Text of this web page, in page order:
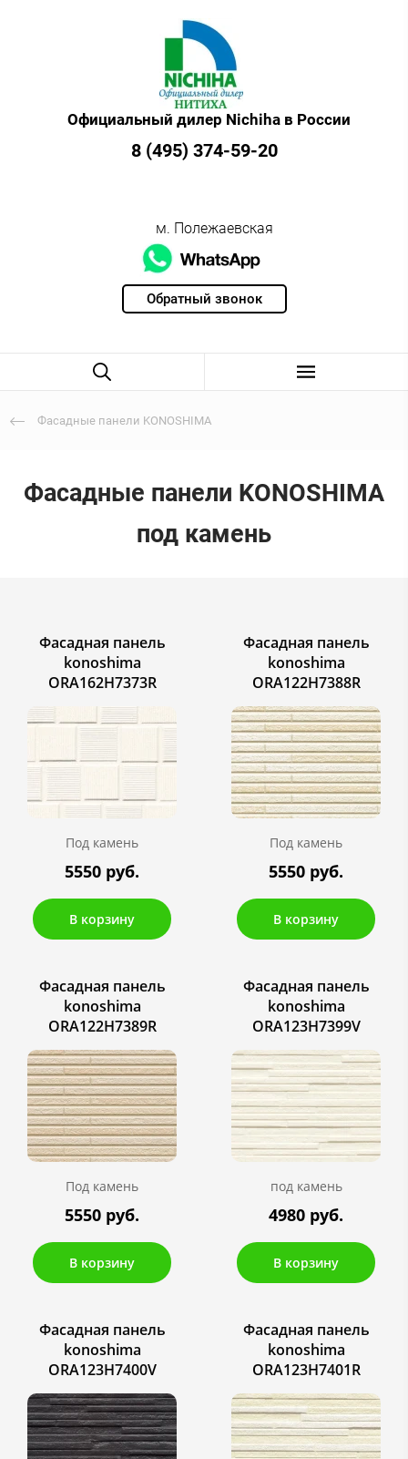
Обратный звонок
Официальный дилер Nichiha в России
8 (495) 374-59-20
м. Полежаевская
Фасадные панели KONOSHIMA
Фасадные панели KONOSHIMA
под камень
Фасадная панель
konoshima
ORA162H7373R
Под камень
5550 руб.
В корзину
Фасадная панель
konoshima
ORA122H7388R
Под камень
5550 руб.
В корзину
Фасадная панель
konoshima
ORA122H7389R
Под камень
5550 руб.
В корзину
Фасадная панель
konoshima
ORA123H7399V
под камень
4980 руб.
В корзину
Фасадная панель
konoshima
ORA123H7400V
Фасадная панель
konoshima
ORA123H7401R